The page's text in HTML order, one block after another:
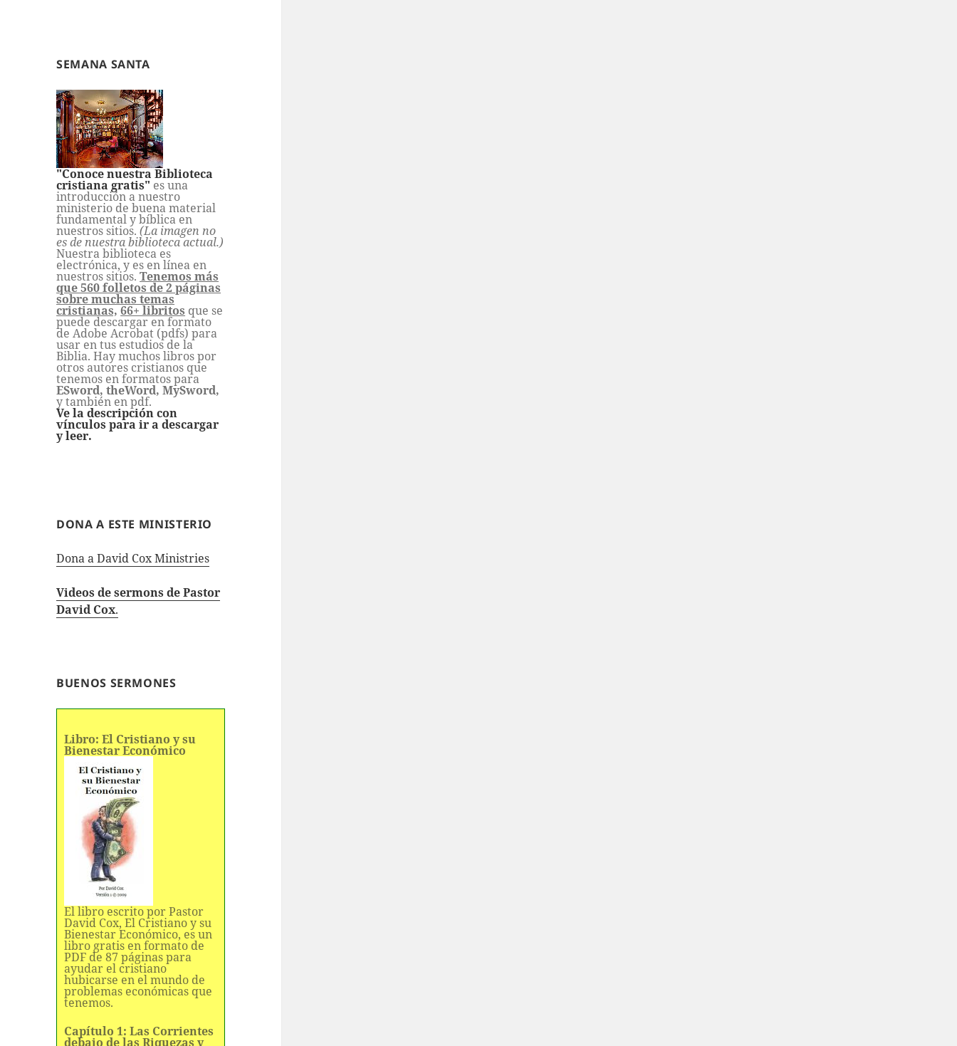
SEMANA SANTA
"Conoce nuestra Biblioteca
cristiana gratis" es una
introducción a nuestro
ministerio de buena material
fundamental y bíblica en
nuestros sitios.(La imagen no
es de nuestra biblioteca actual.)
Nuestra biblioteca es
electrónica, y es en línea en
nuestros sitios.Tenemos más
que 560 folletos de 2 páginas
sobre muchas temas
cristianas, 66+ libritos que se
puede descargar en formato
de Adobe Acrobat (pdfs) para
usar en tus estudios de la
Biblia. Hay muchos libros por
otros autores cristianos que
tenemos en formatos para
ESword, theWord, MySword,
y también en pdf.
Ve la descripción con
vínculos para ir a descargar
y leer.
DONA A ESTE MINISTERIO
Dona a David Cox Ministries
Videos de sermons de Pastor
David Cox.
BUENOS SERMONES
Libro: El Cristiano y su
Bienestar Económico
El libro escrito por Pastor
David Cox, El Cristiano y su
Bienestar Económico, es un
libro gratis en formato de
PDF de 87 páginas para
ayudar el cristiano
hubicarse en el mundo de
problemas económicas que
tenemos.
Capítulo 1: Las Corrientes
debajo de las Riquezas y